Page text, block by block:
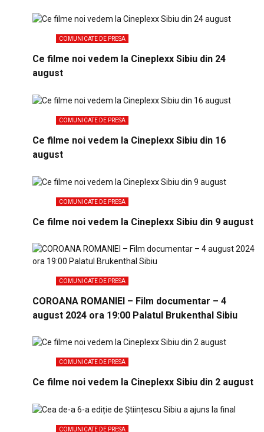
COMUNICATE DE PRESA
Ce filme noi vedem la Cineplexx Sibiu din 24
august
COMUNICATE DE PRESA
Ce filme noi vedem la Cineplexx Sibiu din 16
august
COMUNICATE DE PRESA
Ce filme noi vedem la Cineplexx Sibiu din 9 august
COMUNICATE DE PRESA
COROANA ROMANIEI – Film documentar – 4
august 2024 ora 19:00 Palatul Brukenthal Sibiu
COMUNICATE DE PRESA
Ce filme noi vedem la Cineplexx Sibiu din 2 august
COMUNICATE DE PRESA